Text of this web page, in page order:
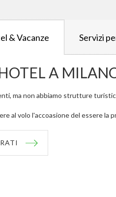
& Vacanze Servizi
A
ma non abbiamo strutture
al volo l'accoasione del essere